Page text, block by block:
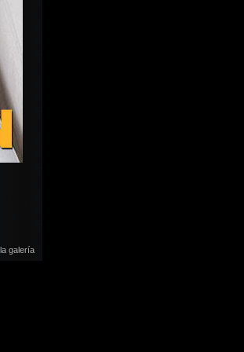
galería